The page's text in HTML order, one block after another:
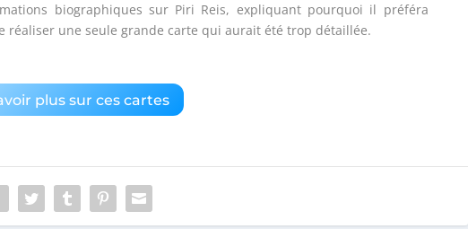
biographiques sur Piri Reis, expliquant pourquoi il préféra
réaliser une seule grande carte qui aurait été trop détaillée.
plus sur ces cartes